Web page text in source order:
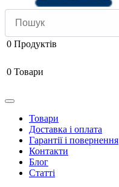
0 Продуктів
0 Товари
Товари
Доставка і оплата
Гарантії і повернення
Контакти
Блог
Статті